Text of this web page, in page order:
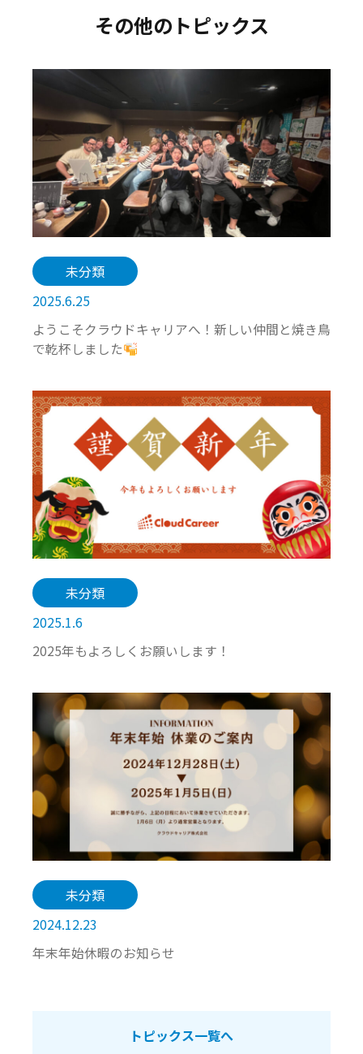
その他のトピックス
未分類
2025.6.25
ようこそクラウドキャリアへ！新しい仲間と焼き鳥
で乾杯しました
未分類
2025.1.6
2025年もよろしくお願いします！
未分類
2024.12.23
年末年始休暇のお知らせ
トピックス一覧へ